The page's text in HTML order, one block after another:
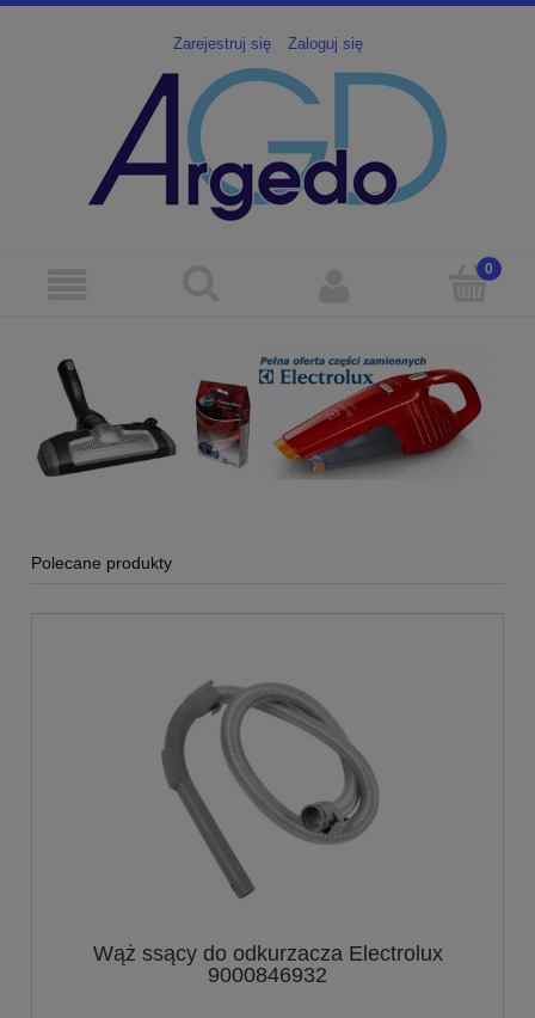
Zarejestruj się Zaloguj się
Polecane produkty
Wąż ssący do odkurzacza Electrolux
9000846932